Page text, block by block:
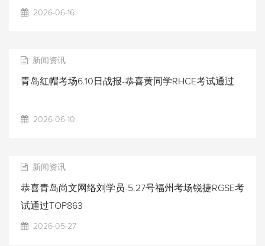
2026-06-16
新闻资讯
青岛红帽考场6.10日战报-恭喜黄同学RHCE考试通过
2026-06-10
新闻资讯
恭喜青岛尚文网络刘学员-5.27号福州考场锐捷RGSE考
试通过TOP863
2026-05-27